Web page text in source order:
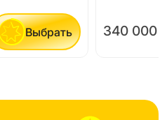
Выбрать 340 000